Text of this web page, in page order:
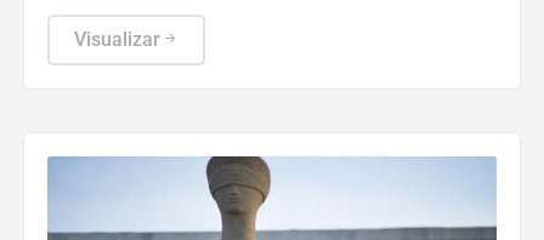
espera superior a uma hora.
Visualizar